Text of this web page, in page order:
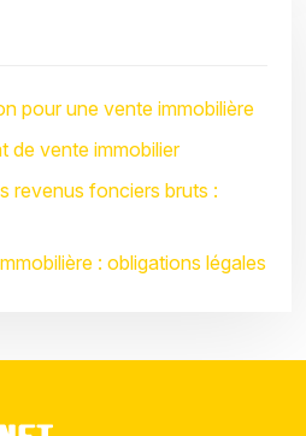
pour une vente immobilière
de vente immobilier
revenus fonciers bruts :
: obligations légales